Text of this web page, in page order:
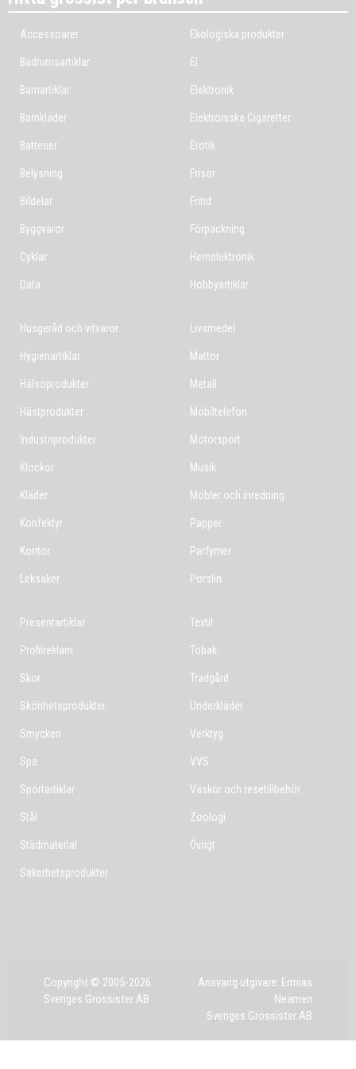
Accessoarer
Badrumsartiklar
Barnartiklar
Barnkläder
Batterier
Belysning
Bildelar
Byggvaror
Cyklar
Data
Ekologiska produkter
El
Elektronik
Elektroniska Cigaretter
Erotik
Frisör
Fritid
Förpackning
Hemelektronik
Hobbyartiklar
Husgeråd och vitvaror
Hygienartiklar
Hälsoprodukter
Hästprodukter
Industriprodukter
Klockor
Kläder
Konfektyr
Kontor
Leksaker
Livsmedel
Mattor
Metall
Mobiltelefon
Motorsport
Musik
Möbler och inredning
Papper
Parfymer
Porslin
Presentartiklar
Profilreklam
Skor
Skönhetsprodukter
Smycken
Spa
Sportartiklar
Stål
Städmaterial
Säkerhetsprodukter
Textil
Tobak
Trädgård
Underkläder
Verktyg
VVS
Väskor och resetillbehör
Zoologi
Övrigt
Copyright © 2005-2026
Sveriges Grossister AB
Ansvarig utgivare: Ermias
Neamen
Sveriges Grossister AB